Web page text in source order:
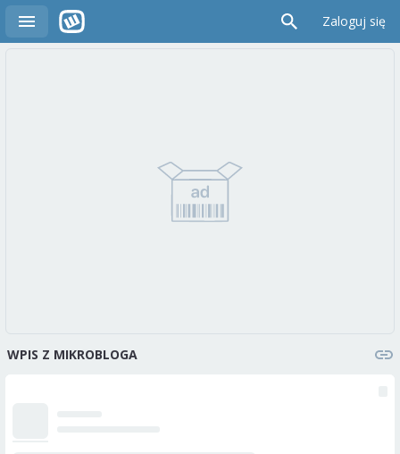
Zaloguj się
WPIS Z MIKROBLOGA